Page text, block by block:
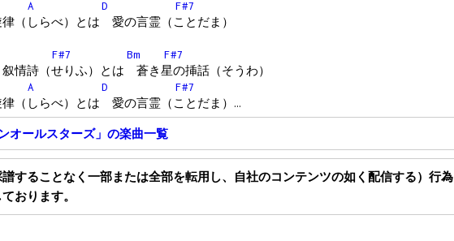
A D
F#7
（しらべ）とは 愛の言霊（ことだま）
F#7 Bm
F#7
情詩（せりふ）とは 蒼き星の挿話（そうわ）
A D
F#7
（しらべ）とは 愛の言霊（ことだま）…
ンオールスターズ」の楽曲一覧
することなく一部または全部を転用し、自社のコンテンツの如く配信する）行為
おります。